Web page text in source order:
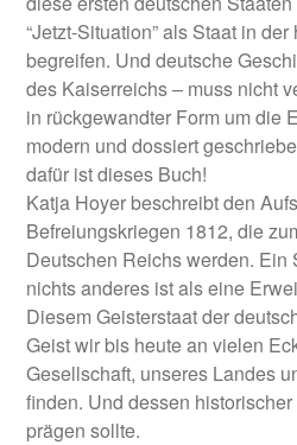
“Jetzt-Situation” als Staat in
begreifen. Und deutsche
des Kaiserreichs – muss nicht
in rückgewandter Form um die
modern und dossiert
dafür ist dieses Buch!
Katja Hoyer beschreibt den
Befreiungskriegen 1812, die
Deutschen Reichs werden. Ein
nichts anderes ist als eine
Diesem Geisterstaat der
Geist wir bis heute an vielen
Gesellschaft, unseres Landes
finden. Und dessen
prägen sollte.